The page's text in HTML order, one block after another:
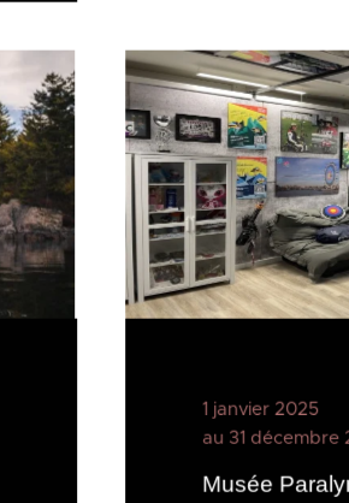
1 janvier 2025
au 31 décembre
Musée